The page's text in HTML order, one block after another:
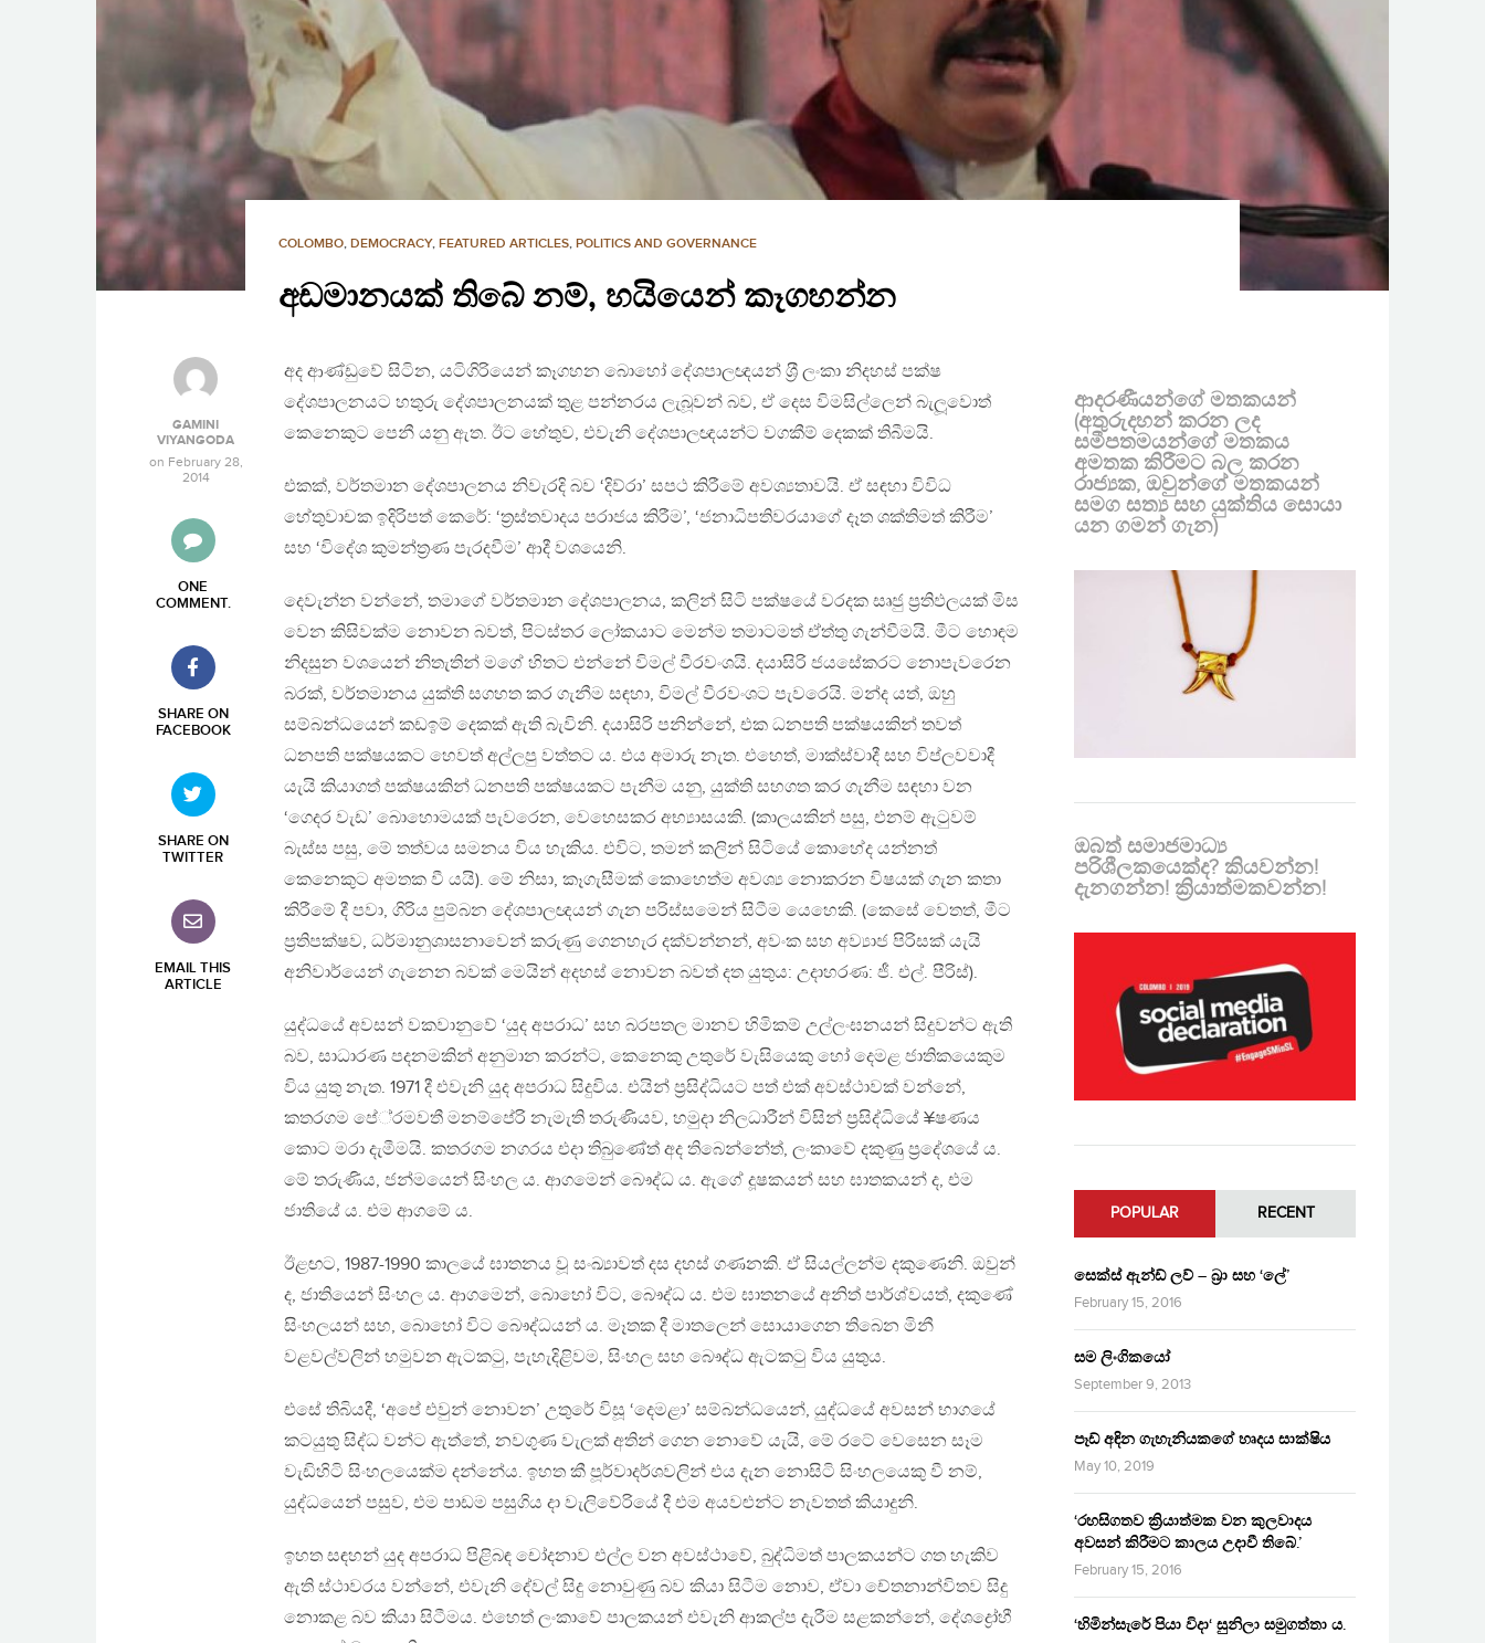
COLOMBO, DEMOCRACY, FEATURED ARTICLES, POLITICS AND GOVERNANCE
අඩමානයක් තිබේ නම්, හයියෙන් කෑගහන්න
GAMINI
VIYANGODA
on February 28,
2014
ONE
COMMENT.
SHARE ON
FACEBOOK
SHARE ON
TWITTER
EMAIL THIS
ARTICLE
අද ආණ්ඩුවේ සිටින, යටිගිරියෙන් කෑගහන බොහෝ දේශපාලඥයන් ශ‍්‍රී ලංකා නිදහස් පක්ෂ
දේශපාලනයට හතුරු දේශපාලනයක් තුළ පන්නරය ලැබූවන් බව, ඒ දෙස විමසිල්ලෙන් බැලූවොත්
කෙනෙකුට පෙනී යනු ඇත. ඊට හේතුව, එවැනි දේශපාලඥයන්ට වගකීම් දෙකක් තිබීමයි.
එකක්, වර්තමාන දේශපාලනය නිවැරදි බව ‘දිව්රා’ සපථ කිරීමේ අවශ්‍යතාවයි. ඒ සඳහා විවිධ
හේතුවාචක ඉදිරිපත් කෙරේ: ‘ත‍්‍රස්තවාදය පරාජය කිරීම’, ‘ජනාධිපතිවරයාගේ දෑත ශක්තිමත් කිරීම’
සහ ‘විදේශ කුමන්ත‍්‍රණ පැරදවීම’ ආදී වශයෙනි.
දෙවැන්න වන්නේ, තමාගේ වර්තමාන දේශපාලනය, කලින් සිටි පක්ෂයේ වරදක සෘජු ප‍්‍රතිඵලයක් මිස
වෙන කිසිවක්ම නොවන බවත්, පිටස්තර ලෝකයාට මෙන්ම තමාටමත් ඒත්තු ගැන්වීමයි. මීට හොඳම
නිදසුන වශයෙන් නිතැතින් මගේ හිතට එන්නේ විමල් වීරවංශයි. දයාසිරි ජයසේකරට නොපැවරෙන
බරක්, වර්තමානය යුක්ති සගහත කර ගැනීම සඳහා, විමල් වීරවංශට පැවරෙයි. මන්ද යත්, ඔහු
සම්බන්ධයෙන් කඩඉම් දෙකක් ඇති බැවිනි. දයාසිරි පනින්නේ, එක ධනපති පක්ෂයකින් තවත්
ධනපති පක්ෂයකට හෙවත් අල්ලපු වත්තට ය. එය අමාරු නැත. එහෙත්, මාක්ස්වාදී සහ විප්ලවවාදී
යැයි කියාගත් පක්ෂයකින් ධනපති පක්ෂයකට පැනීම යනු, යුක්ති සහගත කර ගැනීම සඳහා වන
‘ගෙදර වැඩ’ බොහොමයක් පැවරෙන, වෙහෙසකර අභ්‍යාසයකි. (කාලයකින් පසු, එනම් ඇටුවම්
බැස්ස පසු, මේ තත්වය සමනය විය හැකිය. එවිට, තමන් කලින් සිටියේ කොහේද යන්නත්
කෙනෙකුට අමතක වී යයි). මේ නිසා, කෑගැසීමක් කොහෙත්ම අවශ්‍ය නොකරන විෂයක් ගැන කතා
කිරීමේ දී පවා, ගිරිය පුම්බන දේශපාලඥයන් ගැන පරිස්සමෙන් සිටීම යෙහෙකි. (කෙසේ වෙතත්, මීට
ප‍්‍රතිපක්ෂව, ධර්මානුශාසනාවෙන් කරුණු ගෙනහැර දක්වන්නන්, අවංක සහ අව්‍යාජ පිරිසක් යැයි
අනිවාර්යෙන් ගැනෙන බවක් මෙයින් අදහස් නොවන බවත් දත යුතුය: උදාහරණ: ජී. එල්. පීරිස්).
යුද්ධයේ අවසන් වකවානුවේ ‘යුද අපරාධ’ සහ බරපතල මානව හිමිකම් උල්ලංඝනයන් සිදුවන්ට ඇති
බව, සාධාරණ පදනමකින් අනුමාන කරන්ට, කෙනෙකු උතුරේ වැසියෙකු හෝ දෙමළ ජාතිකයෙකුම
විය යුතු නැත. 1971 දී එවැනි යුද අපරාධ සිදුවිය. එයින් ප‍්‍රසිද්ධියට පත් එක් අවස්ථාවක් වන්නේ,
කතරගම පේ‍්‍රමවතී මනම්පේරි නැමැති තරුණියව, හමුදා නිලධාරීන් විසින් ප‍්‍රසිද්ධියේ ¥ෂණය
කොට මරා දැමීමයි. කතරගම නගරය එදා තිබුණේත් අද තිබෙන්නේත්, ලංකාවේ දකුණු ප‍්‍රදේශයේ ය.
මේ තරුණිය, ජන්මයෙන් සිංහල ය. ආගමෙන් බෞද්ධ ය. ඇගේ දූෂකයන් සහ ඝාතකයන් ද, එම
ජාතියේ ය. එම ආගමේ ය.
ඊළඟට, 1987-1990 කාලයේ ඝාතනය වූ සංඛ්‍යාවත් දස දහස් ගණනකි. ඒ සියල්ලන්ම දකුණෙනි. ඔවුන්
ද, ජාතියෙන් සිංහල ය. ආගමෙන්, බොහෝ විට, බෞද්ධ ය. එම ඝාතනයේ අනිත් පාර්ශ්වයත්, දකුණේ
සිංහලයන් සහ, බොහෝ විට බෞද්ධයන් ය. මෑතක දී මාතලෙන් සොයාගෙන තිබෙන මිනී
වළවල්වලින් හමුවන ඇටකටු, පැහැදිළිවම, සිංහල සහ බෞද්ධ ඇටකටු විය යුතුය.
එසේ තිබියදී, ‘අපේ එවුන් නොවන’ උතුරේ විසූ ‘දෙමළා’ සම්බන්ධයෙන්, යුද්ධයේ අවසන් භාගයේ
කටයුතු සිද්ධ වන්ට ඇත්තේ, නවගුණ වැලක් අතින් ගෙන නොවේ යැයි, මේ රටේ වෙසෙන සෑම
වැඩිහිටි සිංහලයෙක්ම දන්නේය. ඉහත කී පූර්වාදර්ශවලින් එය දැන නොසිටි සිංහලයෙකු වී නම්,
යුද්ධයෙන් පසුව, එම පාඩම පසුගිය දා වැලිවේරියේ දී එම අයවළුන්ට නැවතත් කියාදුනි.
ඉහත සඳහන් යුද අපරාධ පිළිබඳ චෝදනාව එල්ල වන අවස්ථාවේ, බුද්ධිමත් පාලකයන්ට ගත හැකිව
ඇති ස්ථාවරය වන්නේ, එවැනි දේවල් සිදු නොවුණු බව කියා සිටීම නොව, ඒවා චේතනාන්විතව සිදු
නොකළ බව කියා සිටීමය. එහෙත් ලංකාවේ පාලකයන් එවැනි ආකල්ප දැරීම සළකන්නේ, දේශද්‍රෝහී
ආදරණීයන්ගේ මතකයන්
(අතුරුදහන් කරන ලද
සමීපතමයන්ගේ මතකය
අමතක කිරීමට බල කරන
රාජ්‍යක, ඔවුන්ගේ මතකයන්
සමග සත්‍ය සහ යුක්තිය සොයා
යන ගමන් ගැන)
ඔබත් සමාජමාධ්‍ය
පරිශීලකයෙක්ද? කියවන්න!
දැනගන්න! ක්‍රියාත්මකවන්න!
POPULAR RECENT
සෙක්ස් ඇන්ඩ් ලව් – බ්‍රා සහ ‘ලේ’
February 15, 2016
සම ලිංගිකයෝ
September 9, 2013
පෑඩ් අඳින ගැහැනියකගේ හෘදය සාක්ෂිය
May 10, 2019
‘රහසිගතව ක්‍රියාත්මක වන කුලවාදය
අවසන් කිරීමට කාලය උදාවී තිබේ.’
February 15, 2016
‘හිමින්සැරේ පියා විදා‘ සුනිලා සමුගත්තා ය.